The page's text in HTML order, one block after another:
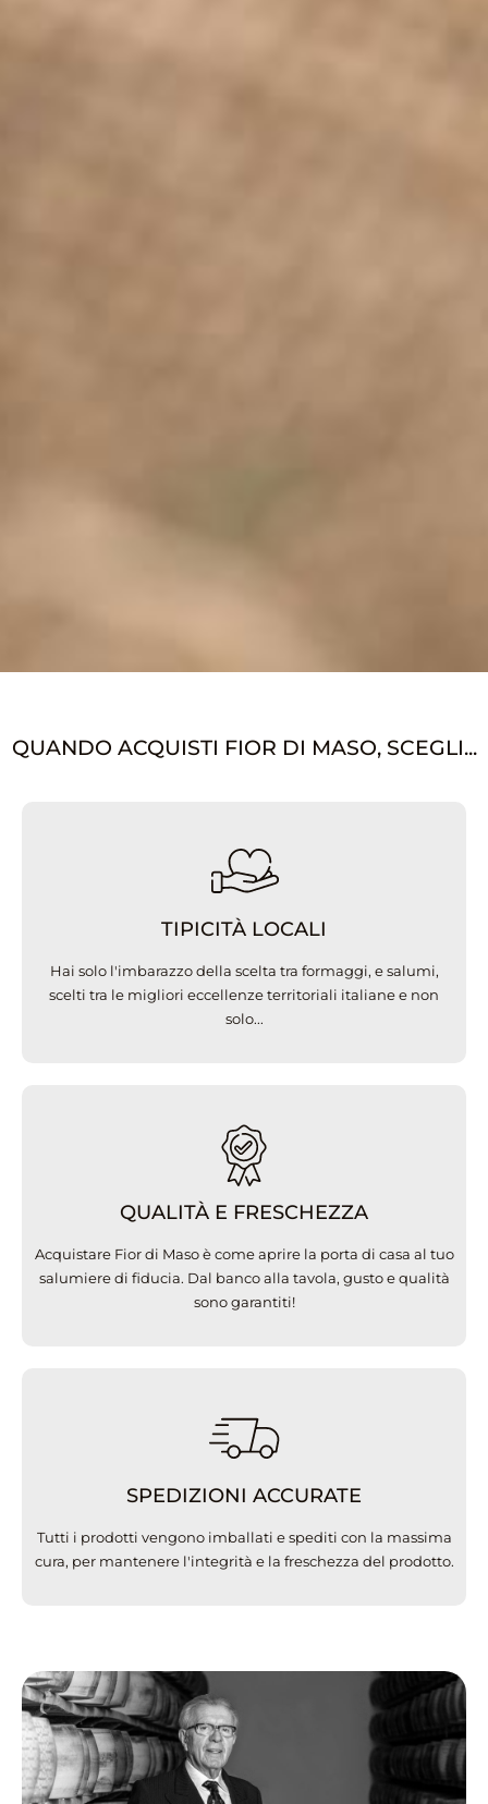
QUANDO ACQUISTI FIOR DI MASO, SCEGLI...
TIPICITÀ LOCALI
Hai solo l'imbarazzo della scelta tra formaggi, e salumi,
scelti tra le migliori eccellenze territoriali italiane e non
solo...
QUALITÀ E FRESCHEZZA
Acquistare Fior di Maso è come aprire la porta di casa al tuo
salumiere di fiducia. Dal banco alla tavola, gusto e qualità
sono garantiti!
SPEDIZIONI ACCURATE
Tutti i prodotti vengono imballati e spediti con la massima
cura, per mantenere l'integrità e la freschezza del prodotto.